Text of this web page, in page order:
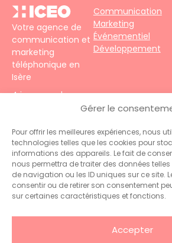
Gérer le
Pour offrir les meilleures expériences, nous
technologies telles que les cookies pour
informations des appareils. Le fait de
nous permettra de traiter des données
de navigation ou les ID uniques sur ce site.
consentir ou de retirer son consentement
sur certaines caractéristiques et fonctions.
Accepter
Votre agence de
communication et
marketing
téléphonique en
Isère
4 impasse du
Faubourg – 38690
Téléphone :+33
(0)4 76 31 06 10
Contact :
administration@hiceo.fr
Communication
Marketing
Événementiel
Développement